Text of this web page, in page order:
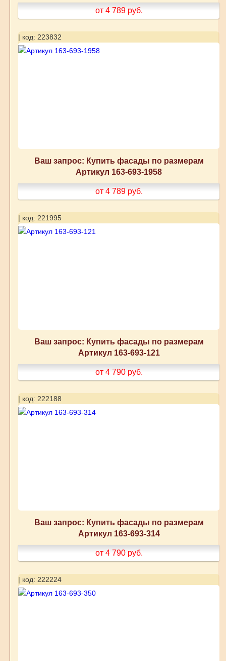
от 4 789 руб.
| код: 223832
Ваш запрос: Купить фасады по размерам
Артикул 163-693-1958
от 4 789 руб.
| код: 221995
Ваш запрос: Купить фасады по размерам
Артикул 163-693-121
от 4 790 руб.
| код: 222188
Ваш запрос: Купить фасады по размерам
Артикул 163-693-314
от 4 790 руб.
| код: 222224